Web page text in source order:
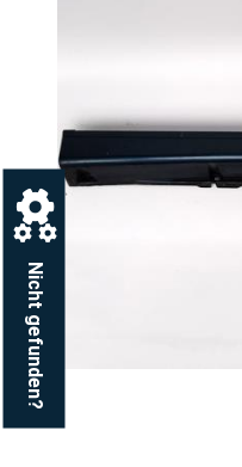
Nicht gefunden?